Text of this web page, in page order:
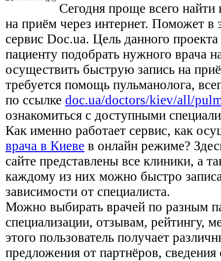
Сегодня проще всего найти
на приём через интернет. Поможет в
сервис Doc.ua. Цель данного
пациенту подобрать нужного врача
осуществить быструю запись на
требуется помощь пульманолога,
по ссылке doc.ua/doctors/kiev/all/
ознакомиться с доступными
Как именно работает сервис, как
врача в Киеве в онлайн режиме?
сайте представлены все клиники, а
каждому из них можно быстро
зависимости от специалиста.
Можно выбирать врачей по разным
специализации, отзывам, рейтингу,
этого пользователь получает
предложения от партнёров, сведения